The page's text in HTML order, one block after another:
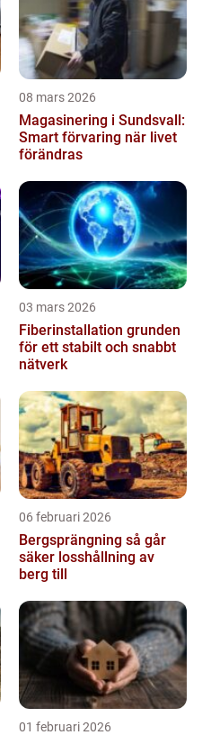
08 mars 2026
Magasinering i Sundsvall:
Smart förvaring när livet
förändras
03 mars 2026
Fiberinstallation grunden
för ett stabilt och snabbt
nätverk
06 februari 2026
Bergsprängning så går
säker losshållning av
berg till
01 februari 2026